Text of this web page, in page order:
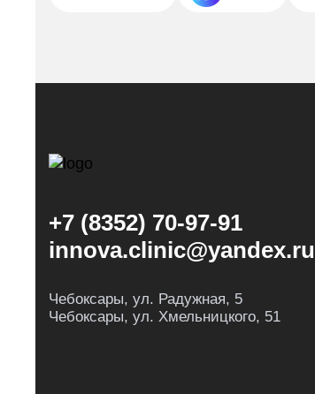
+7 (8352) 70-97-91
innova.clinic@yandex.ru
Чебоксары, ул. Радужная, 5
Чебоксары, ул. Хмельницкого, 51